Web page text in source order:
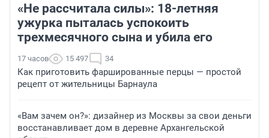
«Не рассчитала силы»: 18-летняя
ужурка пыталась успокоить
трехмесячного сына и убила его
17 часов 15 497 34
Как приготовить фаршированные перцы — простой
рецепт от жительницы Барнаула
«Вам зачем он?»: дизайнер из Москвы за свои деньги
восстанавливает дом в деревне Архангельской